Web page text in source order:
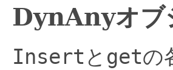
DynAnyオブ
Insert と getの